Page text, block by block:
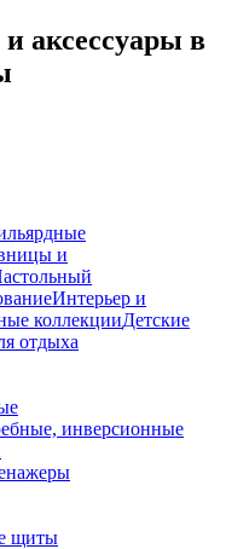
аксессуары в
и
Интерьер и
коллекцииДетские
отдыха
инверсионные
щиты